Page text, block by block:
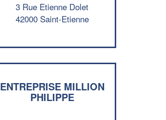
3 Rue Etienne Dolet
42000 Saint-Etienne
ENTREPRISE MILLION
PHILIPPE